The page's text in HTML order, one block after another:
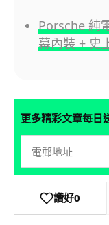
Porsche 純
幕內裝 + 史
更多精彩文章每日
讚好0